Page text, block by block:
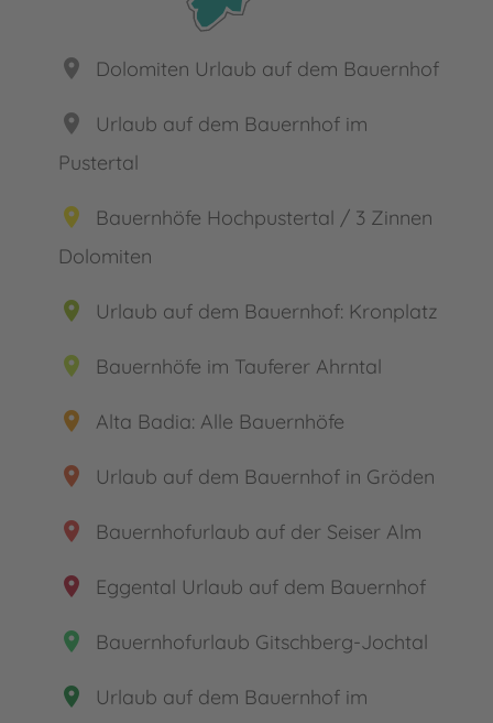
place Dolomiten Urlaub auf dem Bauernhof
place
Urlaub auf dem Bauernhof im
Pustertal
place
Bauernhöfe Hochpustertal / 3 Zinnen
Dolomiten
place Urlaub auf dem Bauernhof: Kronplatz
place Bauernhöfe im Tauferer Ahrntal
place Alta Badia: Alle Bauernhöfe
place Urlaub auf dem Bauernhof in Gröden
place Bauernhofurlaub auf der Seiser Alm
place Eggental Urlaub auf dem Bauernhof
place Bauernhofurlaub Gitschberg-Jochtal
place
Urlaub auf dem Bauernhof im